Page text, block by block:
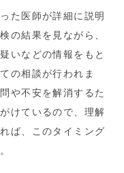
た医師が詳細に説明
の結果を見ながら、
いなどの情報をもと
の相談が行われま
や不安を解消するた
けているので、理解
ば、このタイミング